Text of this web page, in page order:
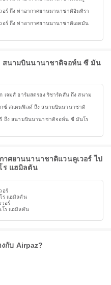
ร์ ถึง ท่าอากาศยานนานาชาติอินทิรา
ร์ ถึง ท่าอากาศยานนานาชาติเอดมัน
สนามบินนานาชาติจอห์น ซี มัน
จมส์ อาร์มสตรอง ริชาร์ดสัน ถึง สนาม
ซ์ สแตนฟิลด์ ถึง สนามบินนานาชาติ
ถึง สนามบินนานาชาติจอห์น ซี มันโร
าศยานนานาชาติแวนคูเวอร์ ไป
ร แฮมิลตัน
อร์
ร แฮมิลตัน
อร์
ร แฮมิลตัน
กับ Airpaz?